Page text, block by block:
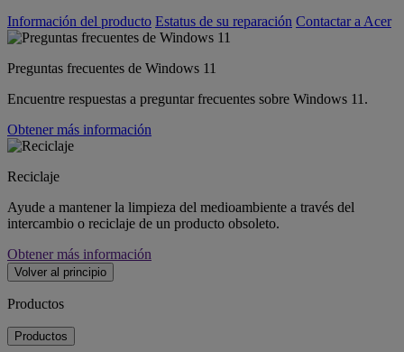
Información del producto Estatus de su reparación Contactar a Acer
Preguntas frecuentes de Windows 11
Encuentre respuestas a preguntar frecuentes sobre Windows 11.
Obtener más información
Reciclaje
Ayude a mantener la limpieza del medioambiente a través del
intercambio o reciclaje de un producto obsoleto.
Obtener más información
Volver al principio
Productos
Productos